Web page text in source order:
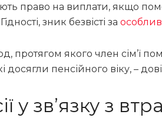
право на виплати, якщо
зник безвісті за
протягом якого член сім’ї
досягли пенсійного віку, –
у звʼязку з